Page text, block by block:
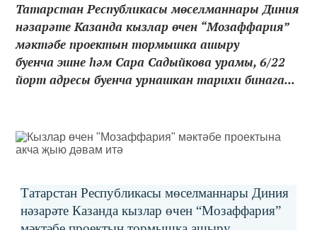
Татарстан Республикасы мөселманнары Диния
нәзарәте Казанда кызлар өчен “Мозаффария”
мәктәбе проектын тормышка ашыру
буенча эшне һәм Сара Садыйкова урамы, 6/22
йорт адресы буенча урнашкан тарихи бинага...
Татарстан Республикасы мөселманнары Диния
нәзарәте Казанда кызлар өчен “Мозаффария”